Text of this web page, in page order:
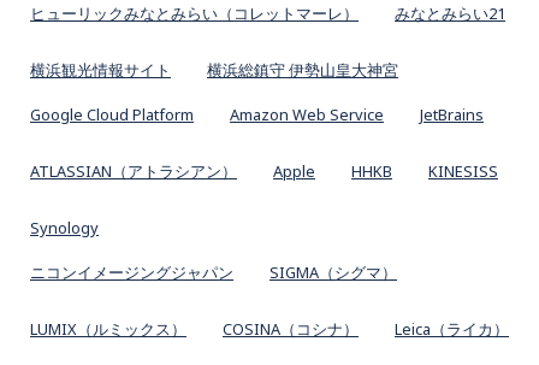
ヒューリックみなとみらい（コレットマーレ） みなとみらい21
横浜観光情報サイト 横浜総鎮守 伊勢山皇大神宮
Google Cloud Platform Amazon Web Service JetBrains
ATLASSIAN（アトラシアン） Apple HHKB KINESISS
Synology
ニコンイメージングジャパン SIGMA（シグマ）
LUMIX（ルミックス） COSINA（コシナ） Leica（ライカ）